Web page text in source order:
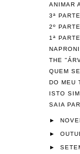
ANIMAR
3ª
2º
1ª
THE
QUEM
DO MEU
ISTO
SAIA
►
►
►